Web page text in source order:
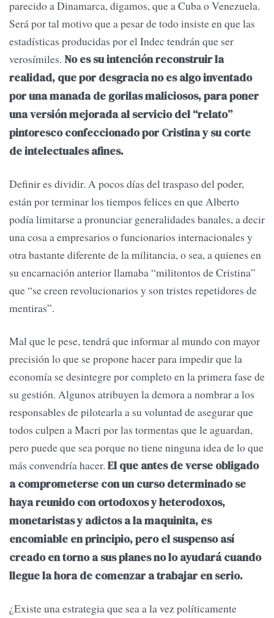
parecido a Dinamarca, digamos, que a Cuba o Venezuela.
Será por tal motivo que a pesar de todo insiste en que las
estadísticas producidas por el Indec tendrán que ser
verosímiles. No es su intención reconstruir la
realidad, que por desgracia no es algo inventado
por una manada de gorilas maliciosos, para poner
una versión mejorada al servicio del “relato”
pintoresco confeccionado por Cristina y su corte
de intelectuales afines.
Definir es dividir. A pocos días del traspaso del poder,
están por terminar los tiempos felices en que Alberto
podía limitarse a pronunciar generalidades banales, a decir
una cosa a empresarios o funcionarios internacionales y
otra bastante diferente de la militancia, o sea, a quienes en
su encarnación anterior llamaba “militontos de Cristina”
que “se creen revolucionarios y son tristes repetidores de
mentiras”.
Mal que le pese, tendrá que informar al mundo con mayor
precisión lo que se propone hacer para impedir que la
economía se desintegre por completo en la primera fase de
su gestión. Algunos atribuyen la demora a nombrar a los
responsables de pilotearla a su voluntad de asegurar que
todos culpen a Macri por las tormentas que le aguardan,
pero puede que sea porque no tiene ninguna idea de lo que
más convendría hacer. El que antes de verse obligado
a comprometerse con un curso determinado se
haya reunido con ortodoxos y heterodoxos,
monetaristas y adictos a la maquinita, es
encomiable en principio, pero el suspenso así
creado en torno a sus planes no lo ayudará cuando
llegue la hora de comenzar a trabajar en serio.
¿Existe una estrategia que sea a la vez políticamente